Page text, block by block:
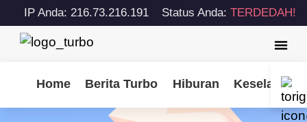
IP Anda: 216.73.216.191 Status Anda:TERDEDAH!
Home Berita Turbo Hiburan